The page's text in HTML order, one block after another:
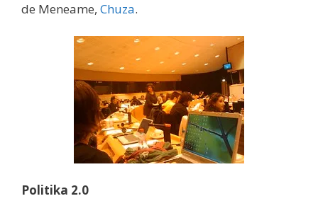
de Meneame, Chuza.
Politika 2.0